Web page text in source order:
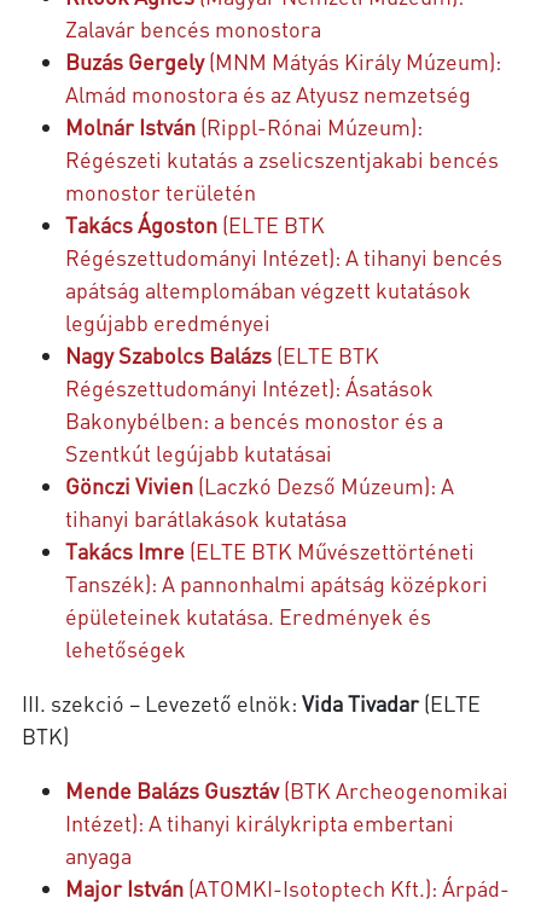
Zalavár bencés monostora
Buzás Gergely(MNM Mátyás Király Múzeum):
Almád monostora és az Atyusz nemzetség
Molnár István (Rippl-Rónai Múzeum):
Régészeti kutatás a zselicszentjakabi bencés
monostor területén
Takács Ágoston (ELTE BTK
Régészettudományi Intézet): A tihanyi bencés
apátság altemplomában végzett kutatások
legújabb eredményei
Nagy Szabolcs Balázs (ELTE BTK
Régészettudományi Intézet): Ásatások
Bakonybélben: a bencés monostor és a
Szentkút legújabb kutatásai
Gönczi Vivien (Laczkó Dezső Múzeum): A
tihanyi barátlakások kutatása
Takács Imre (ELTE BTK Művészettörténeti
Tanszék): A pannonhalmi apátság középkori
épületeinek kutatása. Eredmények és
lehetőségek
III. szekció – Levezető elnök: Vida Tivadar(ELTE
BTK)
Mende Balázs Gusztáv(BTK Archeogenomikai
Intézet): A tihanyi királykripta embertani
anyaga
Major István (ATOMKI-Isotoptech Kft.): Árpád-